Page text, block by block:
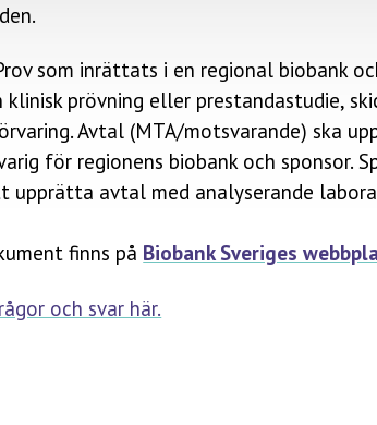
som inrättats i en regional biobank
klinisk prövning eller prestandastudie,
Avtal (MTA/motsvarande) ska
för regionens biobank och sponsor.
upprätta avtal med analyserande
finns på Biobank Sveriges
och svar här.